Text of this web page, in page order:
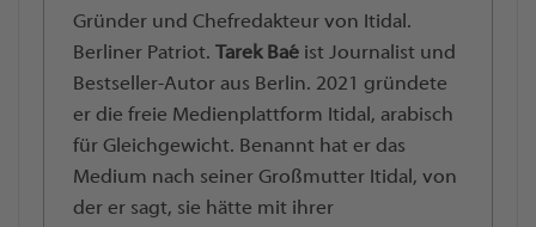
Gründer und Chefredakteur von Itidal.
Berliner Patriot. Tarek Baé ist Journalist und
Bestseller-Autor aus Berlin. 2021 gründete
er die freie Medienplattform Itidal, arabisch
für Gleichgewicht. Benannt hat er das
Medium nach seiner Großmutter Itidal, von
der er sagt, sie hätte mit ihrer